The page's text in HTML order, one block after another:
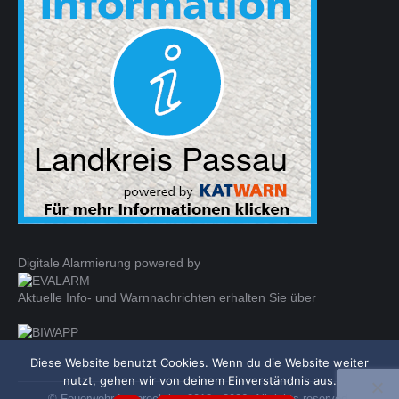
in
new
window
in
new
window
opens
in
new
window
Digitale Alarmierung powered by
Aktuelle Info- und Warnnachrichten erhalten Sie über
Diese Website benutzt Cookies. Wenn du die Website weiter
nutzt, gehen wir von deinem Einverständnis aus.